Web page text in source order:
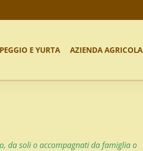
E YURTA AZIENDA AGRICOLA
da soli o accompagnati da famiglia o